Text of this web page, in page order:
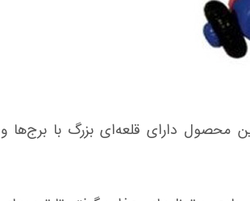
محصول دارای قلعه‌ای بزرگ با برج‌ها و